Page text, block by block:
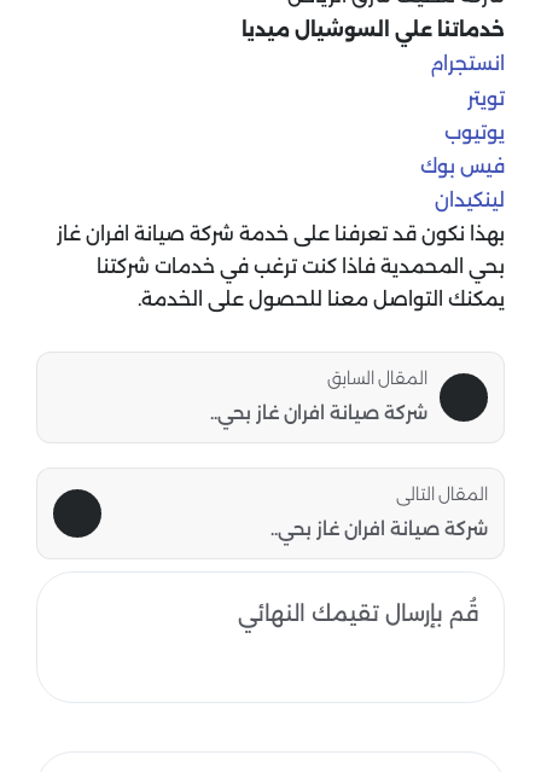
خدماتنا علي السوشيال ميديا
انستجرام
تويتر
يوتيوب
فيس بوك
لينكيدان
بهذا نكون قد تعرفنا على خدمة شركة صيانة افران غاز
بحي المحمدية فاذا كنت ترغب في خدمات شركتنا
يمكنك التواصل معنا للحصول على الخدمة.
المقال السابق
شركة صيانة افران غاز بحي..
المقال التالى
شركة صيانة افران غاز بحي..
قُم بإرسال تقيمك النهائي